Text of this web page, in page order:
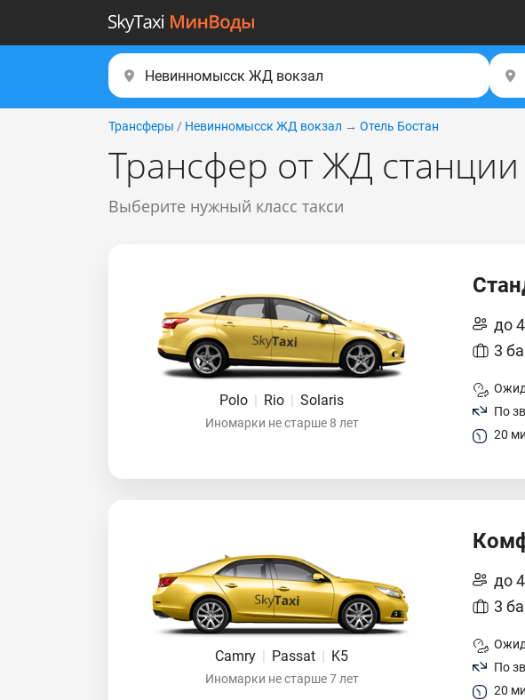
Трансферы / Невинномысск ЖД вокзал → Отель Бостан
Трансфер от ЖД
Выберите нужный класс такси
Polo | Rio | Solaris
Иномарки не старше 8 лет
до
3
По
20
Camry | Passat | K5
Иномарки не старше 7 лет
до
3
По
20